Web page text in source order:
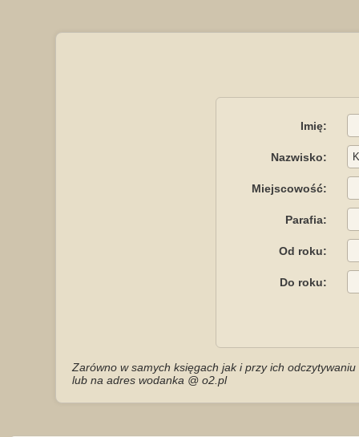
Imię:
Nazwisko:
Miejscowość:
Parafia:
Od roku:
Do roku:
Zarówno w samych księgach jak i przy ich
lub na adres wodanka @ o2.pl